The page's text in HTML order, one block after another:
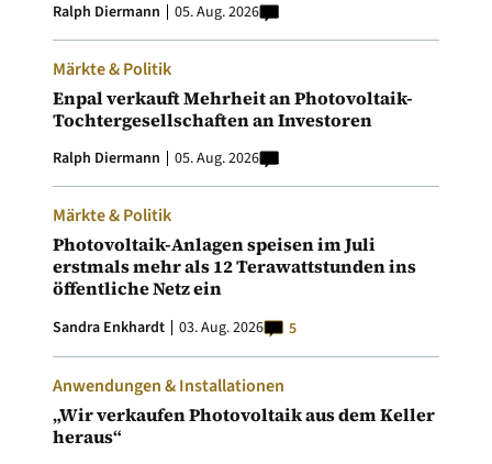
Ralph Diermann 05. Aug. 2026
Märkte & Politik
Enpal verkauft Mehrheit an Photovoltaik-
Tochtergesellschaften an Investoren
Ralph Diermann 05. Aug. 2026
Märkte & Politik
Photovoltaik-Anlagen speisen im Juli
erstmals mehr als 12 Terawattstunden ins
öffentliche Netz ein
Sandra Enkhardt 03. Aug. 2026 5
Anwendungen & Installationen
„Wir verkaufen Photovoltaik aus dem Keller
heraus“